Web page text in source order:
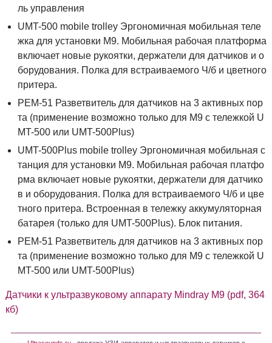
ль управления
UMT-500 mobile trolley Эргономичная мобильная теле
жка для установки М9. Мобильная рабочая платформа
включает новые рукоятки, держатели для датчиков и о
борудования. Полка для встраиваемого Ч/б и цветного
притера.
PEM-51 Разветвитель для датчиков на 3 активных пор
та (применение возможно только для М9 с тележкой U
MT-500 или UMT-500Plus)
UMT-500Plus mobile trolley Эргономичная мобильная с
танция для установки М9. Мобильная рабочая платфо
рма включает новые рукоятки, держатели для датчико
в и оборудования. Полка для встраиваемого Ч/б и цве
тного притера. Встроенная в тележку аккумуляторная
батарея (только для UMT-500Plus). Блок питания.
PEM-51 Разветвитель для датчиков на 3 активных пор
та (применение возможно только для М9 с тележкой U
MT-500 или UMT-500Plus)
Датчики к ультразвуковому аппарату Mindray M9 (pdf, 364
кб)